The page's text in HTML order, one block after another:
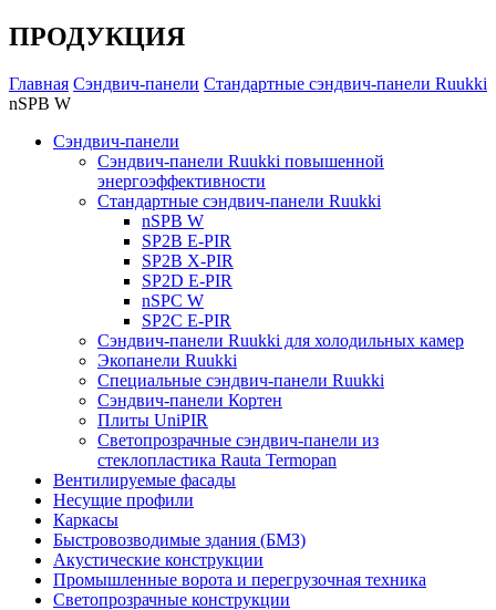
ПРОДУКЦИЯ
Главная Сэндвич-панели Стандартные сэндвич-панели Ruukki
nSPB W
Сэндвич-панели
Сэндвич-панели Ruukki повышенной
энергоэффективности
Стандартные сэндвич-панели Ruukki
nSPB W
SP2B E-PIR
SP2B X-PIR
SP2D E-PIR
nSPC W
SP2C E-PIR
Сэндвич-панели Ruukki для холодильных камер
Экопанели Ruukki
Специальные сэндвич-панели Ruukki
Сэндвич-панели Кортен
Плиты UniPIR
Светопрозрачные сэндвич-панели из
стеклопластика Rauta Termopan
Вентилируемые фасады
Несущие профили
Каркасы
Быстровозводимые здания (БМЗ)
Акустические конструкции
Промышленные ворота и перегрузочная техника
Cветопрозрачные конструкции